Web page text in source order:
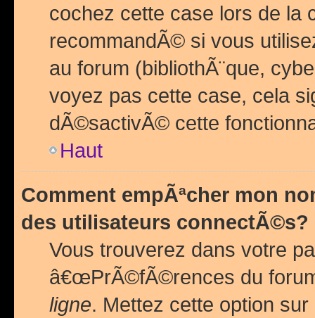
cochez cette case lors de
recommandÃ© si vous
au forum (bibliothÃ¨que,
voyez pas cette case, cela
dÃ©sactivÃ© cette
Haut
Comment empÃªcher mon
des utilisateurs connectÃ©s?
Vous trouverez dans votre
â€œPrÃ©fÃ©rences du
ligne. Mettez cette option sur